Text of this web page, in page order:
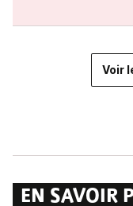
Voir
EN SAVOIR